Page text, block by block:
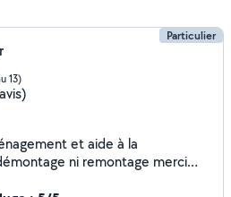
Particulier
13)
et aide à la
ni remontage merci